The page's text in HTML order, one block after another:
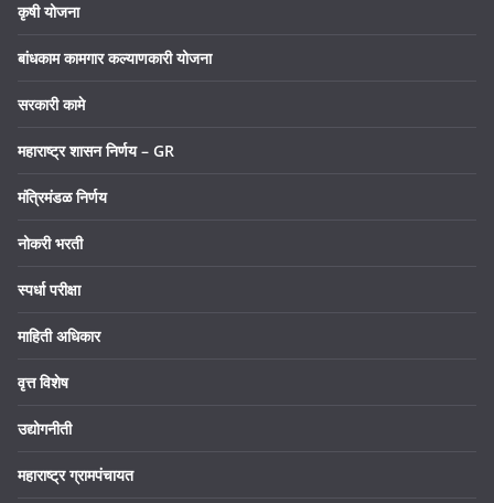
कृषी योजना
बांधकाम कामगार कल्याणकारी योजना
सरकारी कामे
महाराष्ट्र शासन निर्णय – GR
मंत्रिमंडळ निर्णय
नोकरी भरती
स्पर्धा परीक्षा
माहिती अधिकार
वृत्त विशेष
उद्योगनीती
महाराष्ट्र ग्रामपंचायत